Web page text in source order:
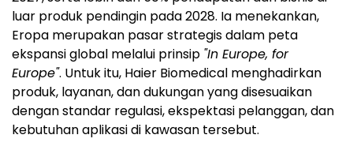
luar produk pendingin pada 2028. Ia menekankan,
Eropa merupakan pasar strategis dalam peta
ekspansi global melalui prinsip "In Europe, for
Europe". Untuk itu, Haier Biomedical menghadirkan
produk, layanan, dan dukungan yang disesuaikan
dengan standar regulasi, ekspektasi pelanggan, dan
kebutuhan aplikasi di kawasan tersebut.